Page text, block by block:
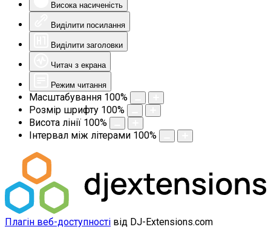
Висока насиченість
Виділити посилання
Виділити заголовки
Читач з екрана
Режим читання
Масштабування 100%
Розмір шрифту 100%
Висота лінії 100%
Інтервал між літерами 100%
Плагін веб-доступності від DJ-Extensions.com